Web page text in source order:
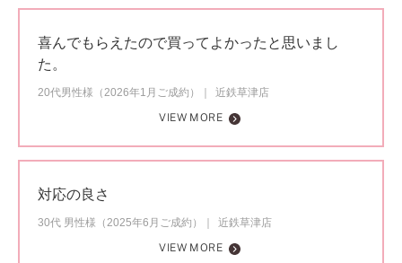
喜んでもらえたので買ってよかったと思いまし
た。
20代男性様（2026年1月ご成約）
近鉄草津店
VIEW MORE
対応の良さ
30代 男性様（2025年6月ご成約）
近鉄草津店
VIEW MORE